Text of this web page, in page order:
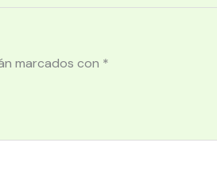
marcados con *